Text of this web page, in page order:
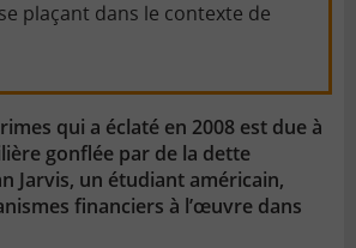
plaçant dans le contexte de
qui a éclaté en 2008 est due à
gonflée par de la dette
Jarvis, un étudiant américain,
financiers à l’œuvre dans